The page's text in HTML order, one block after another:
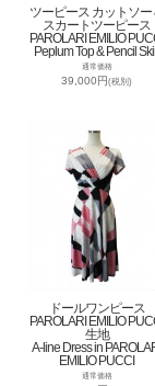
ツーピース カットソー
スカートツーピース
PAROLARI EMILIO
Peplum Top & Pencil
通常価格
39,000円(税別)
ドールワンピース
PAROLARI EMILIO
生地
A-line Dress in
EMILIO PUCCI
通常価格